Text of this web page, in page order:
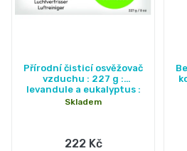
Přírodní čisticí osvěžovač
vzduchu : 227 g :
levandule a eukalyptus :
Nature+
Skladem
222 Kč